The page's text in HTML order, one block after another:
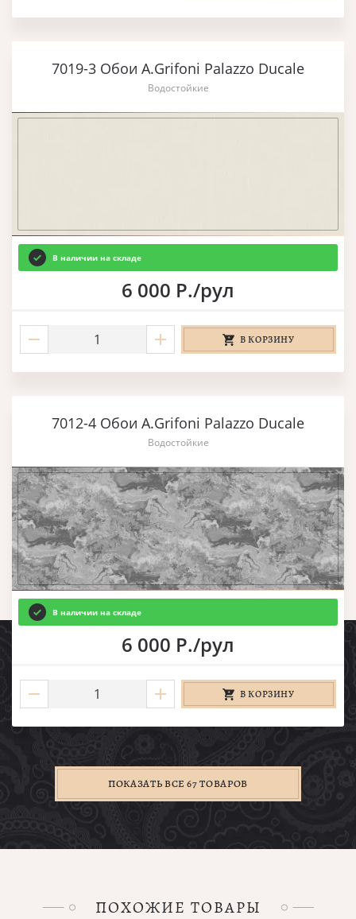
7019-3 Обои A.Grifoni Palazzo Ducale
Водостойкие
В наличии на складе
6 000 Р./рул
В КОРЗИНУ
7012-4 Обои A.Grifoni Palazzo Ducale
Водостойкие
В наличии на складе
6 000 Р./рул
В КОРЗИНУ
ПОКАЗАТЬ ВСЕ 67 ТОВАРОВ
ПОХОЖИЕ ТОВАРЫ